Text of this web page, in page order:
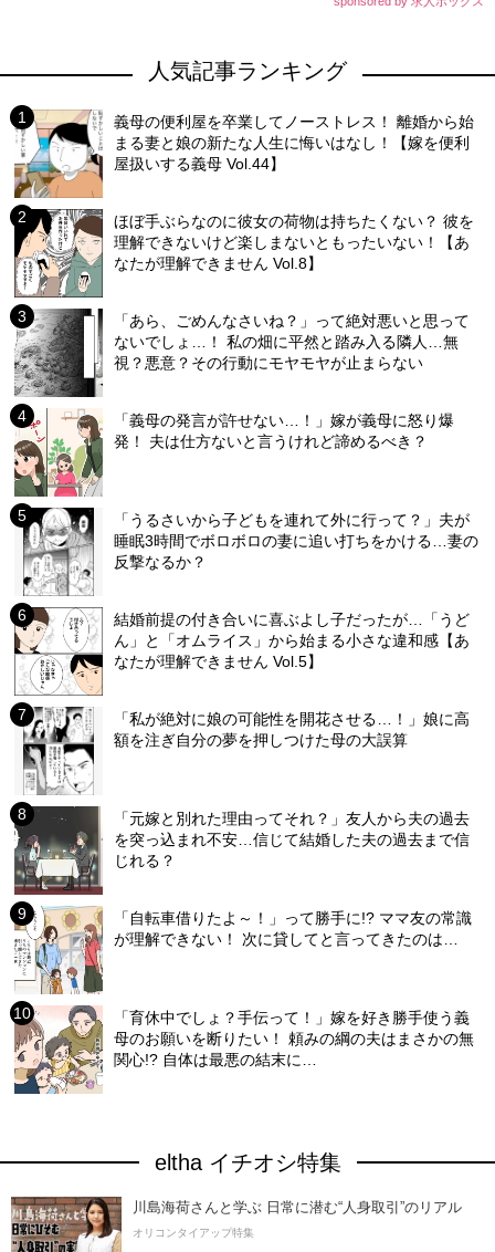
人気記事ランキング
義母の便利屋を卒業してノーストレス！ 離婚から始
まる妻と娘の新たな人生に悔いはなし！【嫁を便利
屋扱いする義母 Vol.44】
ほぼ手ぶらなのに彼女の荷物は持ちたくない？ 彼を
理解できないけど楽しまないともったいない！【あ
なたが理解できません Vol.8】
「あら、ごめんなさいね？」って絶対悪いと思って
ないでしょ…！ 私の畑に平然と踏み入る隣人…無
視？悪意？その行動にモヤモヤが止まらない
「義母の発言が許せない…！」嫁が義母に怒り爆
発！ 夫は仕方ないと言うけれど諦めるべき？
「うるさいから子どもを連れて外に行って？」夫が
睡眠3時間でボロボロの妻に追い打ちをかける…妻の
反撃なるか？
結婚前提の付き合いに喜ぶよし子だったが…「うど
ん」と「オムライス」から始まる小さな違和感【あ
なたが理解できません Vol.5】
「私が絶対に娘の可能性を開花させる…！」娘に高
額を注ぎ自分の夢を押しつけた母の大誤算
「元嫁と別れた理由ってそれ？」友人から夫の過去
を突っ込まれ不安…信じて結婚した夫の過去まで信
じれる？
「自転車借りたよ～！」って勝手に!? ママ友の常識
が理解できない！ 次に貸してと言ってきたのは…
「育休中でしょ？手伝って！」嫁を好き勝手使う義
母のお願いを断りたい！ 頼みの綱の夫はまさかの無
関心!? 自体は最悪の結末に…
eltha イチオシ特集
川島海荷さんと学ぶ 日常に潜む“人身取引”のリアル
オリコンタイアップ特集